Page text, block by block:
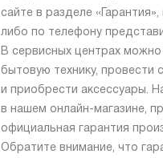
сайте в разделе
либо по телефону
В сервисных центрах
бытовую технику, провести
и приобрести аксессуары.
в нашем онлайн-магазине,
официальная гарантия
Обратите внимание, что